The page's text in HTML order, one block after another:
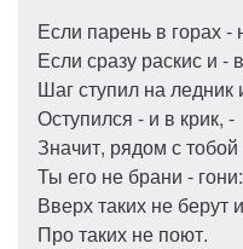
Если парень в горах -
Если сразу раскис и -
Шаг ступил на ледник
Оступился - и в крик, -
Значит, рядом с
Ты его не брани - гони:
Вверх таких не берут
Про таких не поют.